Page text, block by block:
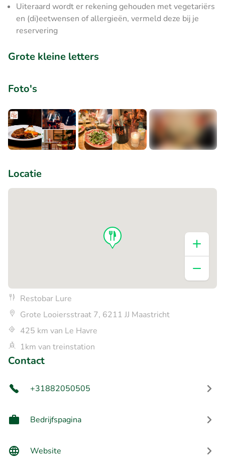
Uiteraard wordt er rekening gehouden met vegetariërs
en (di)eetwensen of allergieën, vermeld deze bij je
reservering
Grote kleine letters
Foto's
Locatie
Restobar Lure
Grote Looiersstraat 7, 6211 JJ Maastricht
425 km van Le Havre
1km van treinstation
Contact
+31882050505
Bedrijfspagina
Website